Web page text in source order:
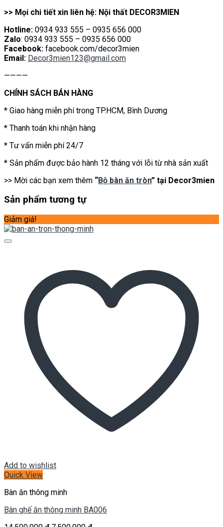
>> Mọi chi tiết xin liên hệ: Nội thất DECOR3MIEN
Hotline: 0934 933 555 – 0935 656 000
Zalo: 0934 933 555 – 0935 656 000
Facebook: facebook.com/decor3mien
Email: Decor3mien123@gmail.com
————
CHÍNH SÁCH BÁN HÀNG
* Giao hàng miễn phí trong TP.HCM, Bình Dương
* Thanh toán khi nhận hàng
* Tư vấn miễn phí 24/7
* Sản phẩm được bảo hành 12 tháng với lỗi từ nhà sản xuất
>> Mời các bạn xem thêm “Bộ bàn ăn tròn” tại Decor3mien
Sản phẩm tương tự
Giảm giá!
Add to wishlist
Quick View
Bàn ăn thông minh
Bàn ghế ăn thông minh BA006